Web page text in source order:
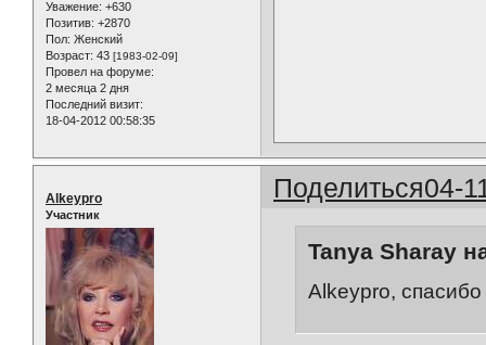
Уважение: +630
Позитив: +2870
Пол: Женский
Возраст: 43 [1983-02-09]
Провел на форуме:
2 месяца 2 дня
Последний визит:
18-04-2012 00:58:35
Поделиться04-
Alkeypro
Участник
Tanya Sharay
Alkeypro, спасибо